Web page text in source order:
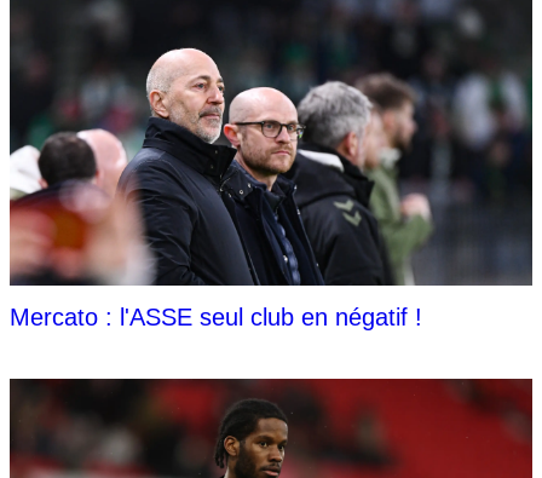
Mercato : l'ASSE seul club en négatif !